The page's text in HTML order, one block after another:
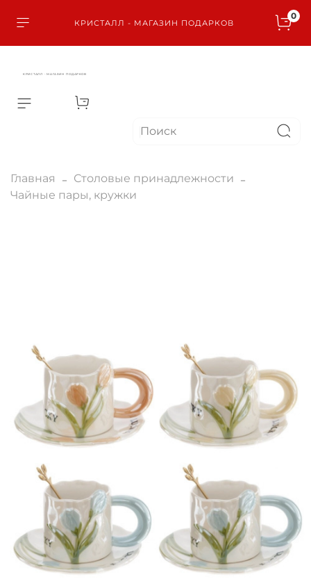
КРИСТАЛЛ - МАГАЗИН ПОДАРКОВ
0
КРИСТАЛЛ - МАГАЗИН ПОДАРКОВ
Главная
Столовые принадлежности
Чайные пары, кружки